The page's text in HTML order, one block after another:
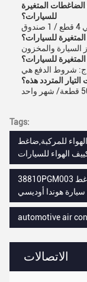
الاتصالات
المتغيرة
للسيارات؟
للسيارات؟
للسيارات؟
المتردد هذه؟
Tags:
للمركبة,ضاغط
الهواء للسيارات
38810PGM003 ضاغط الهواء للسيارات,447170-6754 ضاغط
هوندا أوديسي
automotive air